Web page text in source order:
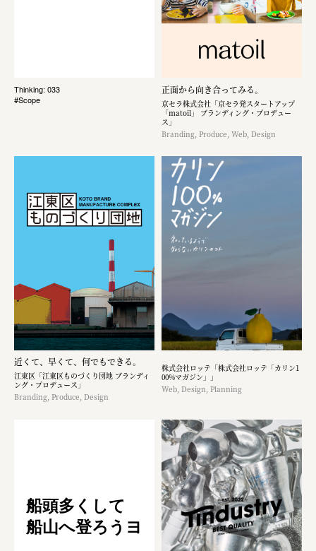
Thinking: 033
#Scope
正面から向き合ってみる。
京セラ株式会社「京セラ発スタートアップ
「matoil」 ブランディング・プロデュー
ス」
Branding, Produce, Web, Design
近くて、早くて、何でもできる。
江東区「江東区ものづくり団地 ブランディ
ング・プロデュース」
Branding, Produce, Design
株式会社ロッテ「株式会社ロッテ「カリン1
00%マガジン」」
Web, Design, Planning
船頭多くして
船山へ登ろうヨ